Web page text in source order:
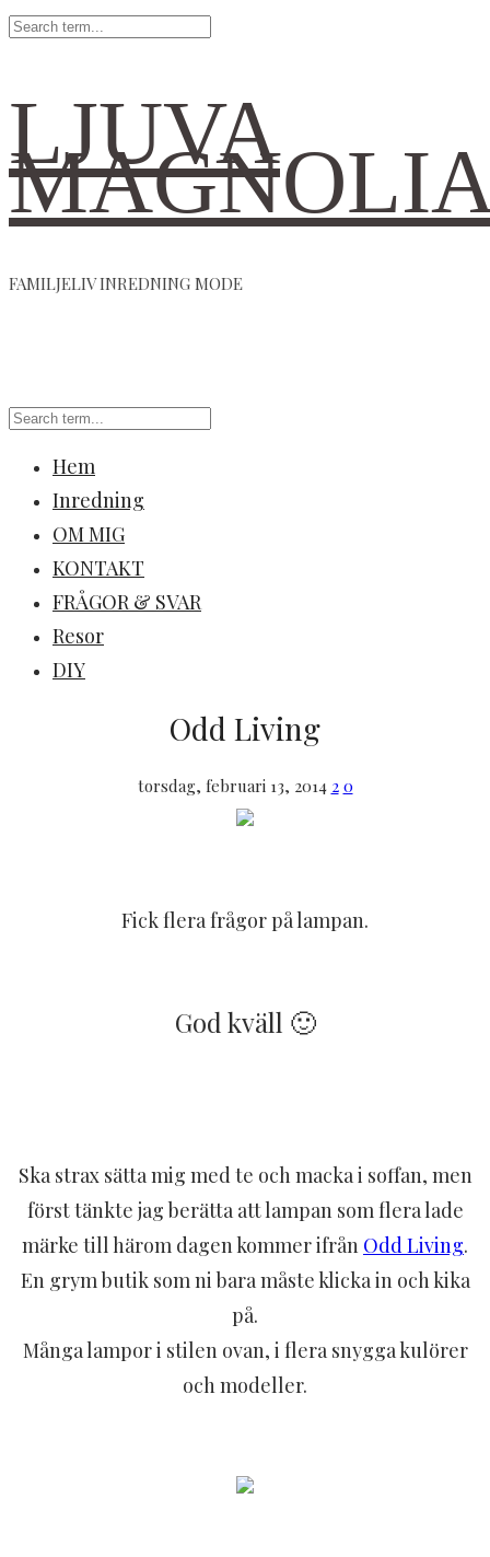
LJUVA
FAMILJELIV INREDNING MODE
Hem
Inredning
OM MIG
KONTAKT
FRÅGOR & SVAR
Resor
DIY
Odd Living
torsdag, februari 13, 2014 2 0
Fick flera frågor på lampan.
God kväll 🙂
Ska strax sätta mig med te och macka i soffan, men
först tänkte jag berätta att lampan som flera lade
märke till härom dagen kommer ifrån Odd Living.
En grym butik som ni bara måste klicka in och kika
på.
Många lampor i stilen ovan, i flera snygga kulörer
och modeller.